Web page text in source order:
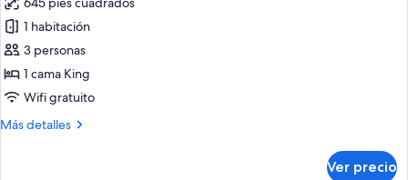
fotos
de
Suite
Premium,
1
King
1 habitación
3 personas
1 cama King
Wifi gratuito
Más detalles
Más
Ver precio